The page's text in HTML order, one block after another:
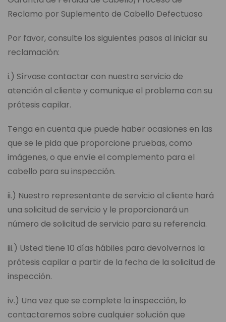
Reclamo por Suplemento de Cabello Defectuoso
Por favor, consulte los siguientes pasos al iniciar su
reclamación:
i.) Sírvase contactar con nuestro servicio de
atención al cliente y comunique el problema con su
prótesis capilar.
Tenga en cuenta que puede haber ocasiones en las
que se le pida que proporcione pruebas, como
imágenes, o que envíe el complemento para el
cabello para su inspección.
ii.) Nuestro representante de servicio al cliente hará
una solicitud de servicio y le proporcionará un
número de solicitud de servicio para su referencia.
iii.) Usted tiene 10 días hábiles para devolvernos la
prótesis capilar a partir de la fecha de la solicitud de
inspección.
iv.) Una vez que se complete la inspección, lo
contactaremos sobre cualquier solución que